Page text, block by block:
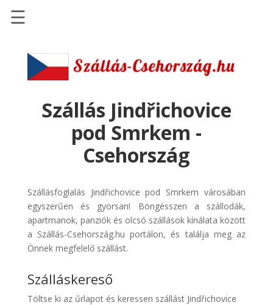
Szállások
Szállásinfo.eu
pénzvisszatérítéssel
Discover
Cars
Transzfer
Kiwi
☰
Szállás Jindřichovice
pod Smrkem -
Csehország
Szállásfoglalás Jindřichovice pod Smrkem városában
egyszerűen és gyorsan! Böngésszen a szállodák,
apartmanok, panziók és olcsó szállások kínálata között
a Szállás-Csehország.hu portálon, és találja meg az
Önnek megfelelő szállást.
Szálláskereső
Töltse ki az űrlapot és keressen szállást Jindřichovice